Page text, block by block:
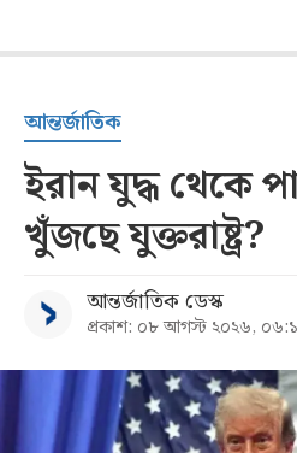
আন্তর্জাতিক
ইরান যুদ্ধ থেকে
খুঁজছে যুক্তরাষ্ট্র?
আন্তর্জাতিক ডেস্ক
প্রকাশ: ০৮ আগস্ট ২০২৬,